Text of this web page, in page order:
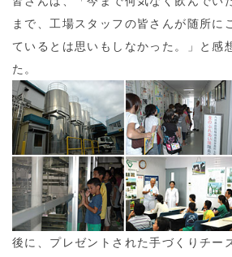
まで、工場スタッフの皆さんが随所に
ているとは思いもしなかった。」と感
た。
後に、プレゼントされた手づくりチー